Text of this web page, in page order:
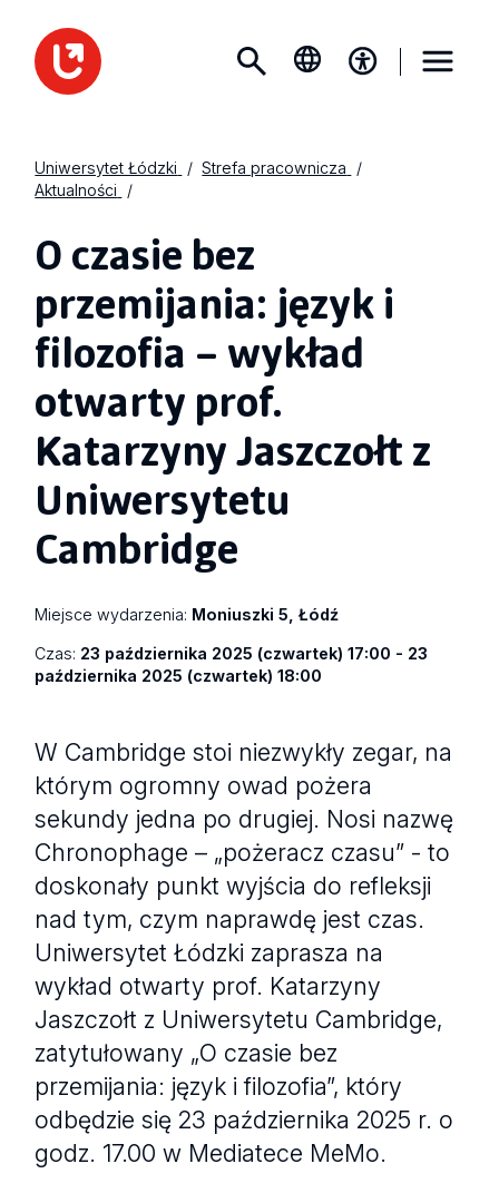
Uniwersytet Łódzki
Strefa pracownicza
Aktualności
O czasie bez
przemijania: język i
filozofia – wykład
otwarty prof.
Katarzyny Jaszczołt z
Uniwersytetu
Cambridge
Miejsce wydarzenia: Moniuszki 5, Łódź
Czas: 23 października 2025 (czwartek) 17:00 - 23
października 2025 (czwartek) 18:00
W Cambridge stoi niezwykły zegar, na
którym ogromny owad pożera
sekundy jedna po drugiej. Nosi nazwę
Chronophage – „pożeracz czasu” - to
doskonały punkt wyjścia do refleksji
nad tym, czym naprawdę jest czas.
Uniwersytet Łódzki zaprasza na
wykład otwarty prof. Katarzyny
Jaszczołt z Uniwersytetu Cambridge,
zatytułowany „O czasie bez
przemijania: język i filozofia”, który
odbędzie się 23 października 2025 r. o
godz. 17.00 w Mediatece MeMo.